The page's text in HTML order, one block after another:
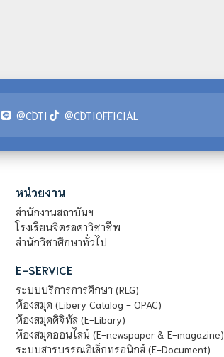
@CDTI @CDTIOFFICIAL
หน่วยงาน
สำนักงานสถาบันฯ
โรงเรียนจิตรลดาวิชาชีพ
สำนักวิชาศึกษาทั่วไป
E-SERVICE
ระบบบริการการศึกษา (REG)
ห้องสมุด (Libery Catalog - OPAC)
ห้องสมุดดิจิทัล (E-Libary)
ห้องสมุดออนไลน์ (E-newspaper & E-magazine)
ระบบสารบรรณอิเล็กทรอนิกส์ (E-Document)